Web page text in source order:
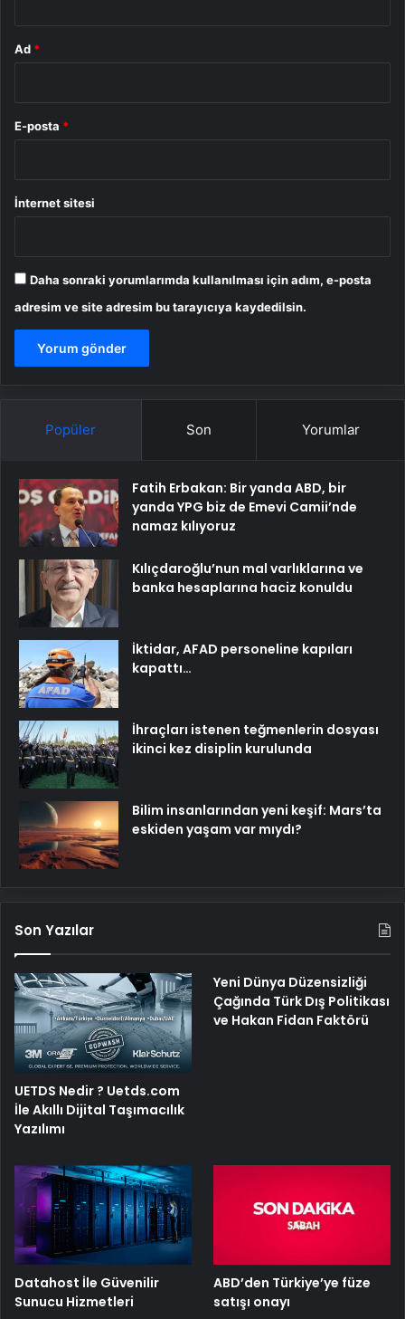
Ad *
E-posta *
İnternet sitesi
Daha sonraki yorumlarımda kullanılması için adım, e-posta
adresim ve site adresim bu tarayıcıya kaydedilsin.
Popüler Son Yorumlar
Fatih Erbakan: Bir yanda ABD, bir
yanda YPG biz de Emevi Camii’nde
namaz kılıyoruz
Kılıçdaroğlu’nun mal varlıklarına ve
banka hesaplarına haciz konuldu
İktidar, AFAD personeline kapıları
kapattı…
İhraçları istenen teğmenlerin dosyası
ikinci kez disiplin kurulunda
Bilim insanlarından yeni keşif: Mars’ta
eskiden yaşam var mıydı?
Son Yazılar
UETDS Nedir ? Uetds.com
İle Akıllı Dijital Taşımacılık
Yazılımı
Yeni Dünya Düzensizliği
Çağında Türk Dış Politikası
ve Hakan Fidan Faktörü
Datahost İle Güvenilir
Sunucu Hizmetleri
ABD’den Türkiye’ye füze
satışı onayı